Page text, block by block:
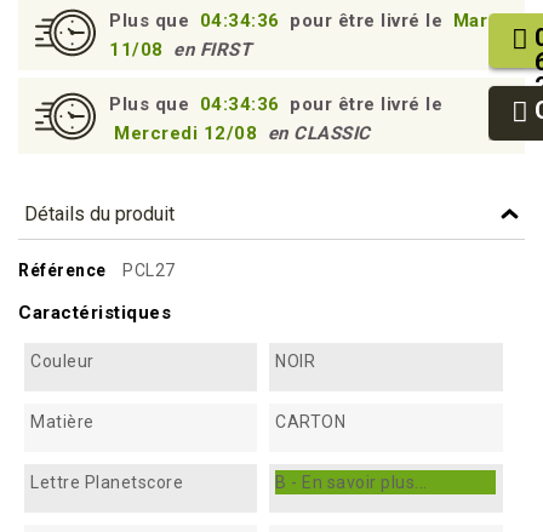
Plus que 04:34:35 pour être livré le
Mardi
11/08
en FIRST
Plus que 04:34:35
pour être livré le
Mercredi 12/08
en CLASSIC
Détails du produit
Référence PCL27
Caractéristiques
Couleur NOIR
Matière CARTON
Lettre Planetscore B - En savoir plus...